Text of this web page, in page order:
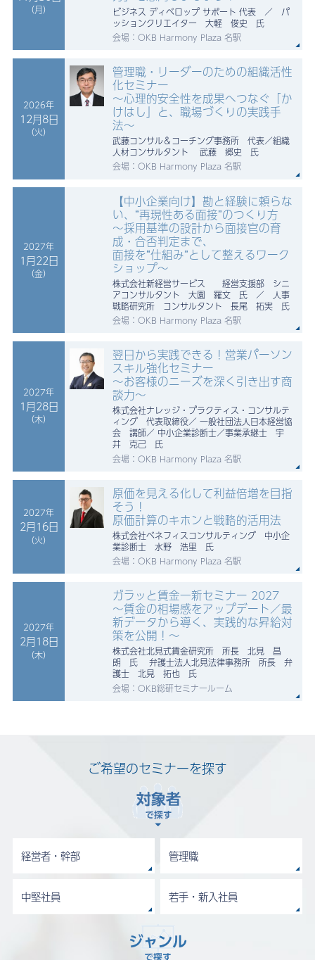
（月）
ビジネス ディベロップ サポート 代表 ／ パ
ッションクリエイター 大軽 俊史 氏
会場：OKB Harmony Plaza 名駅
2026年
12月8日
（火）
管理職・リーダーのための組織活性
化セミナー
〜心理的安全性を成果へつなぐ「か
けはし」と、職場づくりの実践手
法〜
武藤コンサル＆コーチング事務所 代表／組織
人材コンサルタント 武藤 郷史 氏
会場：OKB Harmony Plaza 名駅
2027年
1月22日
（金）
【中小企業向け】勘と経験に頼らな
い、“再現性ある面接”のつくり方
～採用基準の設計から面接官の育
成・合否判定まで、
面接を“仕組み”として整えるワーク
ショップ～
株式会社新経営サービス 経営支援部 シニ
アコンサルタント 大園 羅文 氏 ／ 人事
戦略研究所 コンサルタント 長尾 拓実 氏
会場：OKB Harmony Plaza 名駅
2027年
1月28日
（木）
翌日から実践できる！営業パーソン
スキル強化セミナー
～お客様のニーズを深く引き出す商
談力～
株式会社ナレッジ・プラクティス・コンサルテ
ィング 代表取締役／ 一般社団法人日本経営協
会 講師／ 中小企業診断士／事業承継士 宇
井 克己 氏
会場：OKB Harmony Plaza 名駅
2027年
2月16日
（火）
原価を見える化して利益倍増を目指
そう！
原価計算のキホンと戦略的活用法
株式会社ベネフィスコンサルティング 中小企
業診断士 水野 浩里 氏
会場：OKB Harmony Plaza 名駅
2027年
2月18日
（木）
ガラッと賃金一新セミナー 2027
～賃金の相場感をアップデート／最
新データから導く、実践的な昇給対
策を公開！～
株式会社北見式賃金研究所 所長 北見 昌
朗 氏 弁護士法人北見法律事務所 所長 弁
護士 北見 拓也 氏
会場：OKB総研セミナールーム
ご希望のセミナーを探す
経営者・幹部 管理職
中堅社員 若手・新入社員